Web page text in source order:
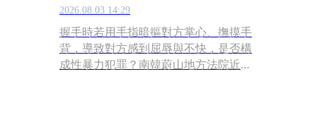
2026.08.03 14:29
握手時若用手指暗摳對方掌心、撫摸手
背，導致對方感到屈辱與不快，是否構
成性暴力犯罪？南韓蔚山地方法院近日